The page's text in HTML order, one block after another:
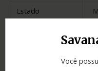
Você
Estado
Não há avaliações ainda.